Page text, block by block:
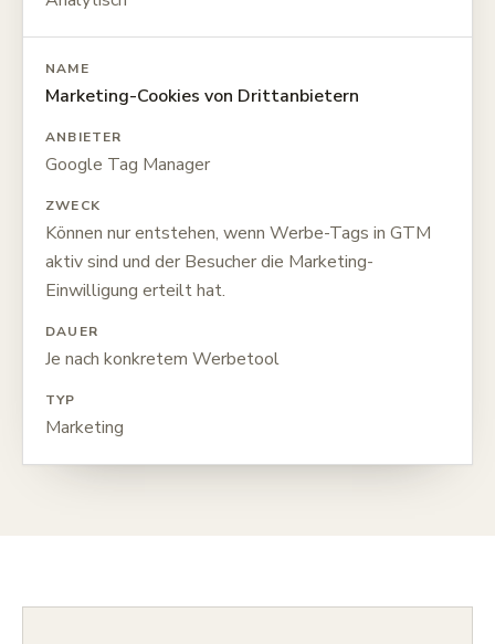
NAME
Marketing-Cookies von Drittanbietern
ANBIETER
Google Tag Manager
ZWECK
Können nur entstehen, wenn Werbe-Tags in GTM
aktiv sind und der Besucher die Marketing-
Einwilligung erteilt hat.
DAUER
Je nach konkretem Werbetool
TYP
Marketing